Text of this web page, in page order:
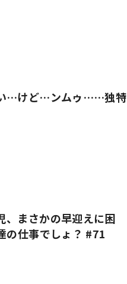
い…けど…ンムゥ……独特
、まさかの早迎えに困
の仕事でしょ？ #71